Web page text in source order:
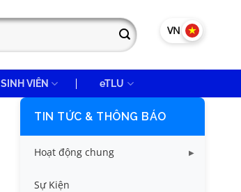
VN EN
SINH VIÊN eTLU
TIN TỨC & THÔNG BÁO
Hoạt động chung
Tin công tác sinh viên
Sự Kiện